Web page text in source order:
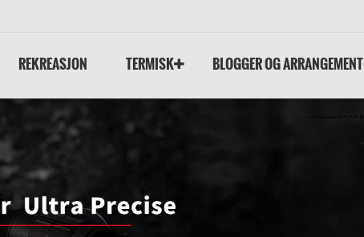
REKREASJON TERMISK BLOGGER OG ARRANGEMENT